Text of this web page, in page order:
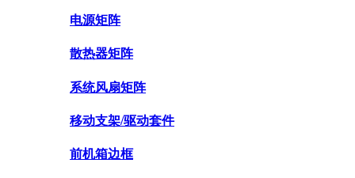
电源矩阵
散热器矩阵
系统风扇矩阵
移动支架/驱动套件
前机箱边框